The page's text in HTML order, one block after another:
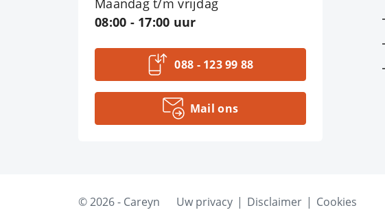
Maandag t/m vrijdag
08:00 - 17:00 uur
088 - 123 99 88
Mail ons
© 2026 - Careyn Uw privacy Disclaimer Cookies